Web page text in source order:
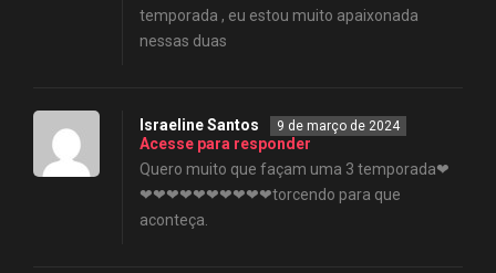
temporada , eu estou muito apaixonada
nessas duas
Israeline Santos 9 de março de 2024
Acesse para responder
Quero muito que façam uma 3 temporada❤
❤❤❤❤❤❤❤❤❤❤torcendo para que
aconteça.